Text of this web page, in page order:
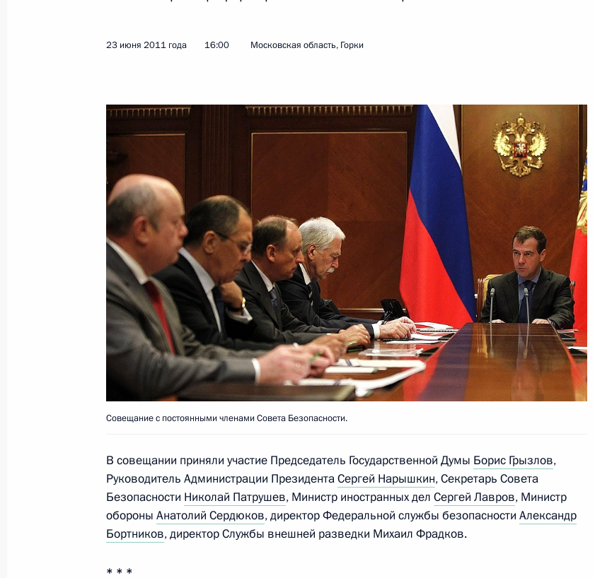
22 мая 2012 года, 10:05
Совещание с постоянными членами Совета Безопасности
30 марта 2012 года, 17:30
Совещание с постоянными членами Совета Безопасности
16 марта 2012 года, 14:00
Совещание с постоянными членами Совета Безопасности
24 февраля 2012 года, 16:20
17 февраля 2012 года, 14:20
Совещание с постоянными членами Совета Безопасности
23 июня 2011 года 16:00 Московская область, Горки
Совещание с постоянными членами Совета Безопасности.
В совещании приняли участие Председатель Государственной Думы Борис Грызлов,
Руководитель Администрации ПрезидентаСергей Нарышкин, Секретарь Совета
Безопасности Николай Патрушев, Министр иностранных дел Сергей Лавров, Министр
обороны Анатолий Сердюков, директор Федеральной службы безопасности Александр
Бортников, директор Службы внешней разведки Михаил Фрадков.
* * *